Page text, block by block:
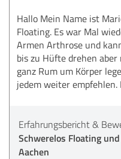
Hallo Mein Name ist
Floating. Es war Mal
Armen Arthrose und
bis zu Hüfte drehen
ganz Rum um Körper
jedem weiter
Erfahrungsbericht &
Schwerelos Floating
Aachen